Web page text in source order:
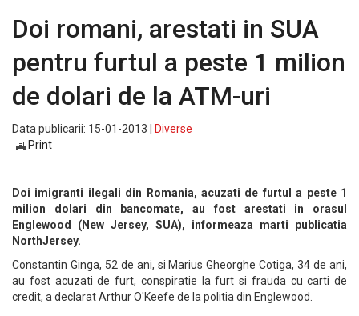
Doi romani, arestati in SUA
pentru furtul a peste 1 milion
de dolari de la ATM-uri
Data publicarii: 15-01-2013 |
Diverse
Print
Doi imigranti ilegali din Romania, acuzati de furtul a peste 1
milion dolari din bancomate, au fost arestati in orasul
Englewood (New Jersey, SUA), informeaza marti publicatia
NorthJersey.
Constantin Ginga, 52 de ani, si Marius Gheorghe Cotiga, 34 de ani,
au fost acuzati de furt, conspiratie la furt si frauda cu carti de
credit, a declarat Arthur O'Keefe de la politia din Englewood.